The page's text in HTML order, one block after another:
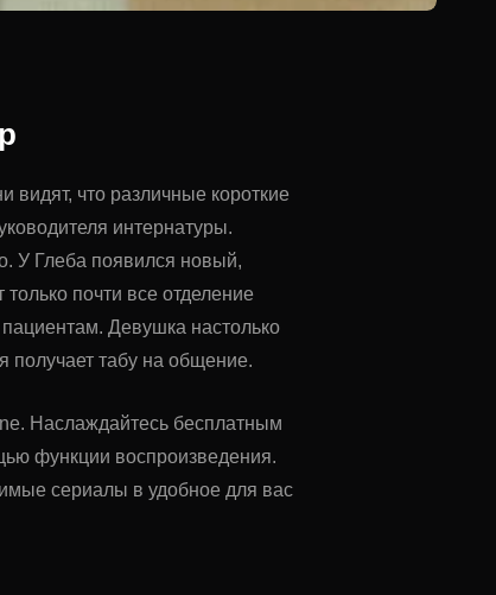
что различные короткие
интернатуры.
У Глеба появился новый,
почти все отделение
Девушка настолько
получает табу на общение.
Наслаждайтесь бесплатным
функции воспроизведения.
сериалы в удобное для вас